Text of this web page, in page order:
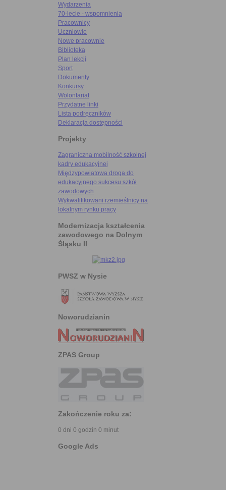
Wydarzenia
70-lecie - wspomnienia
Pracownicy
Uczniowie
Nowe pracownie
Biblioteka
Plan lekcji
Sport
Dokumenty
Konkursy
Wolontariat
Przydatne linki
Lista podręczników
Deklaracja dostępności
Projekty
Zagraniczna mobilność szkolnej
kadry edukacyjnej
Międzypowiatowa droga do
edukacyjnego sukcesu szkół
zawodowych
Wykwalifikowani rzemieślnicy na
lokalnym rynku pracy
Modernizacja kształcenia
zawodowego na Dolnym
Śląsku II
PWSZ w Nysie
Noworudzianin
ZPAS Group
Zakończenie roku za:
0 dni 0 godzin 0 minut
Google Ads